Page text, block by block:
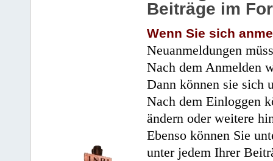
Beiträge im
Wenn Sie sich
Neuanmeldungen
Nach dem Anmelden
Dann können sie sich
Nach dem Einloggen
ändern oder weitere
Ebenso können Sie
unter jedem Ihrer